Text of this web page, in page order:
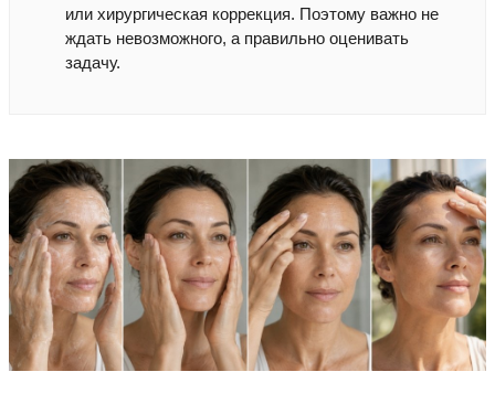
или хирургическая коррекция. Поэтому важно не
ждать невозможного, а правильно оценивать
задачу.